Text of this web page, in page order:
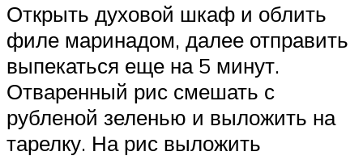
Открыть духовой шкаф и облить
филе маринадом, далее отправить
выпекаться еще на 5 минут.
Отваренный рис смешать с
рубленой зеленью и выложить на
тарелку. На рис выложить